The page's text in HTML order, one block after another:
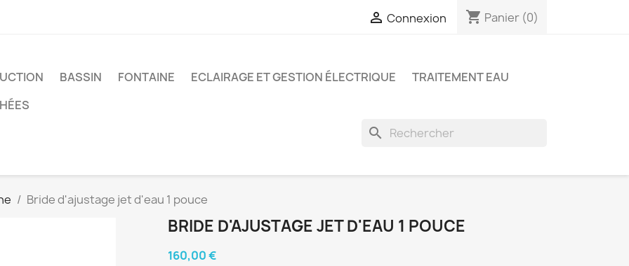
 Connexion shopping_cart Panier (0)
BASSIN FONTAINE ECLAIRAGE ET GESTION ÉLECTRIQUE
TRAITEMENT EAU
search
Bride d'ajustage jet d'eau 1 pouce
BRIDE D'AJUSTAGE JET D'EAU 1 POUCE
160,00 €